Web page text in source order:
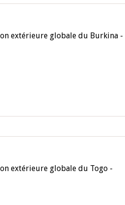
extérieure globale du Burkina -
extérieure globale du Togo -